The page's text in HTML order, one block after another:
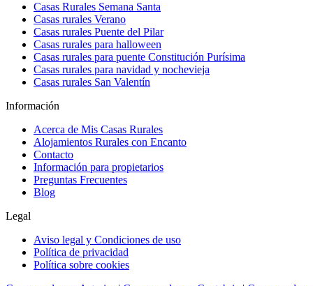
Casas Rurales Semana Santa
Casas rurales Verano
Casas rurales Puente del Pilar
Casas rurales para halloween
Casas rurales para puente Constitución Purísima
Casas rurales para navidad y nochevieja
Casas rurales San Valentín
Información
Acerca de Mis Casas Rurales
Alojamientos Rurales con Encanto
Contacto
Información para propietarios
Preguntas Frecuentes
Blog
Legal
Aviso legal y Condiciones de uso
Política de privacidad
Política sobre cookies